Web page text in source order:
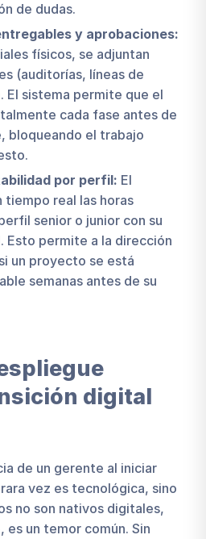
de dudas.
y aprobaciones:
físicos, se adjuntan
(auditorías, líneas de
El sistema permite que el
cada fase antes de
bloqueando el trabajo
por perfil: El
real las horas
senior o junior con su
Esto permite a la dirección
un proyecto se está
semanas antes de su
digital
de un gerente al iniciar
vez es tecnológica, sino
no son nativos digitales,
es un temor común. Sin